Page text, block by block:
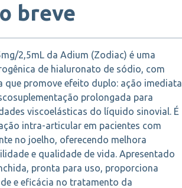
breve
2,5mL da Adium (Zodiac) é uma
de hialuronato de sódio, com
que promove efeito duplo: ação imediata
prolongada para
viscoelásticas do líquido sinovial. É
intra-articular em pacientes com
no joelho, oferecendo melhora
e qualidade de vida. Apresentado
pronta para uso, proporciona
e eficácia no tratamento da